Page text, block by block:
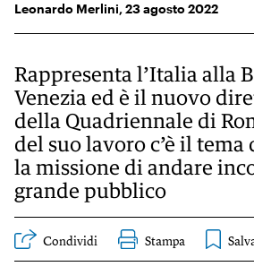
Newsletter
Esci
INTERNAZIONALE
IL SETTIMANALE
KIDS
FESTIVAL
L’ESSENZIALE
Leonardo Merlini,23agosto 2022
Rappresenta l’Italia alla
Venezia ed è il nuovo
della Quadriennale di
del suo lavoro c’è il tema
la missione di andare
grande pubblico
Condividi Stampa